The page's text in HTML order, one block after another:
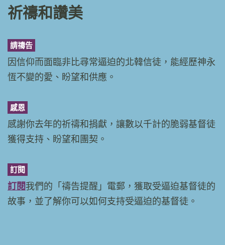
祈禱和讚美
請禱告
因信仰而面臨非比尋常逼迫的北韓信徒，能經歷神永
恆不變的愛、盼望和供應。
感恩
感謝你去年的祈禱和捐獻，讓數以千計的脆弱基督徒
獲得支持、盼望和團契。
訂閱
訂閱我們的「禱告提醒」電郵，獲取受逼迫基督徒的
故事，並了解你可以如何支持受逼迫的基督徒。